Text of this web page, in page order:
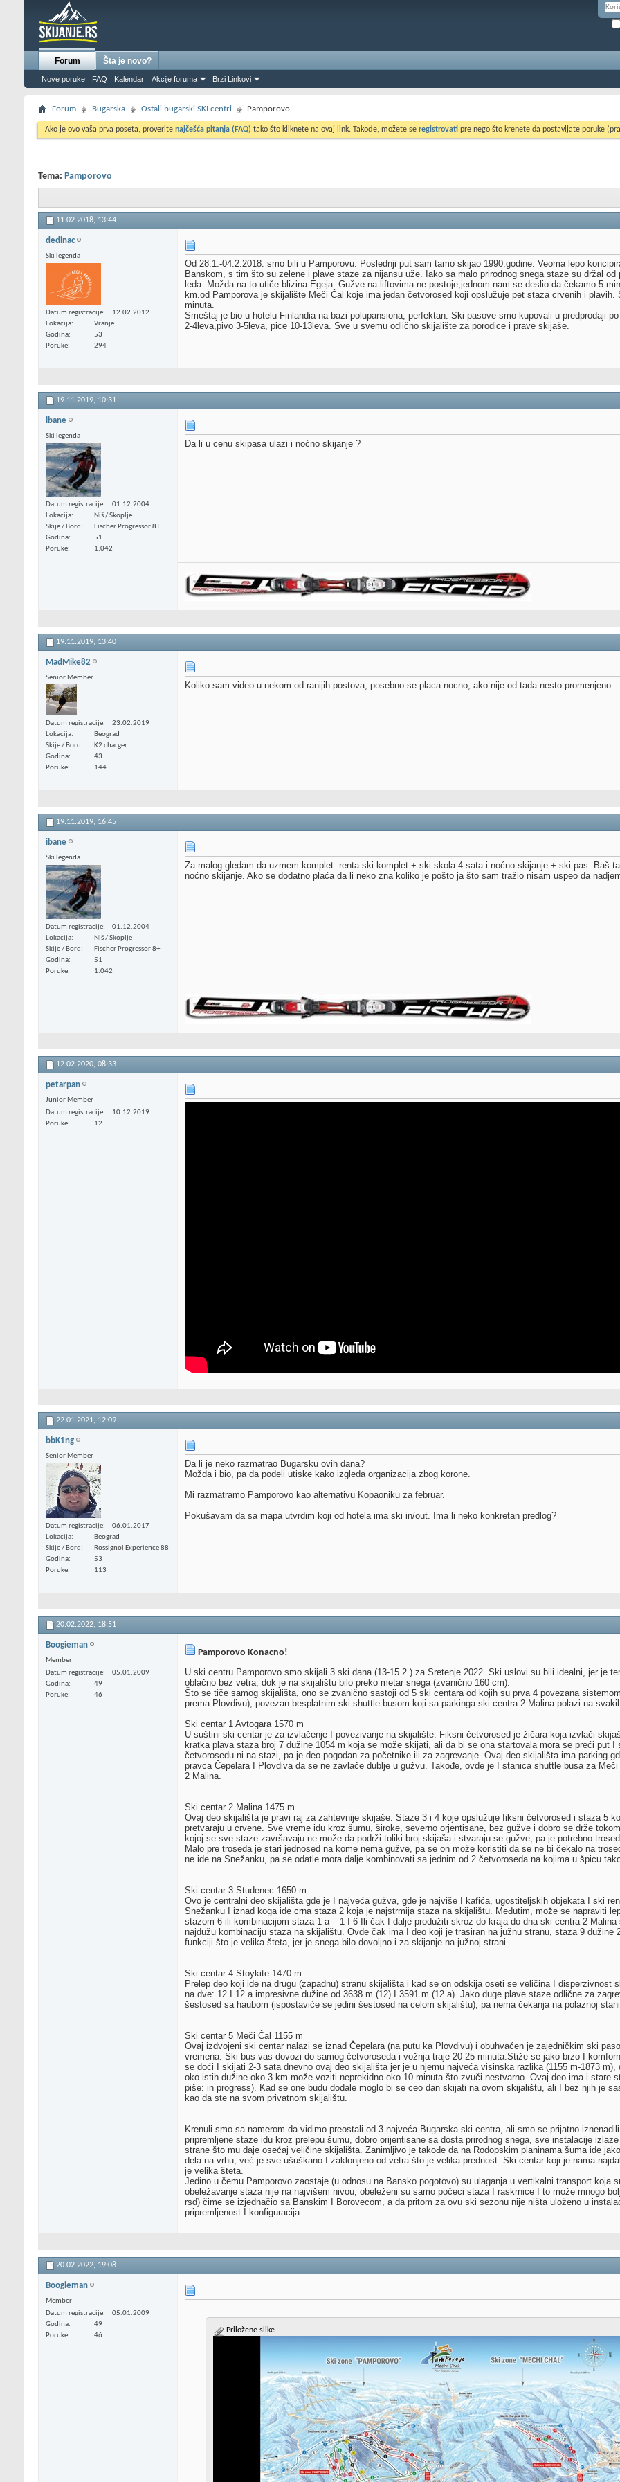
Forum
Nove poruke FAQ Kalendar Akcije foruma Brzi Linkovi
Šta je novo?
Forum Bugarska Ostali bugarski SKI centri Pamporovo
Ako je ovo vaša prva poseta, proverite najčešća pitanja (FAQ) tako što kliknete na ovaj link. Takođe, možete se registrovati pre nego što krenete da postavljate poruke
Tema: Pamporovo
11.02.2018, 13:44
dedinac
Ski legenda
Datum registracije
12.02.2012
Lokacija
Vranje
Godina
53
Poruke
294
Od 28.1.-04.2.2018. smo bili u Pamporovu. Poslednji put sam tamo skijao 1990.godine. Veoma lepo
Banskom, s tim što su zelene i plave staze za nijansu uže. Iako sa malo prirodnog snega staze su držal
leda. Možda na to utiče blizina Egeja. Gužve na liftovima ne postoje,jednom nam se deslio da čekamo 5
km.od Pamporova je skijalište Meči Čal koje ima jedan četvorosed koji opslužuje pet staza crvenih i
minuta.
Smeštaj je bio u hotelu Finlandia na bazi polupansiona, perfektan. Ski pasove smo kupovali u predprodaji
2-4leva,pivo 3-5leva, pice 10-13leva. Sve u svemu odlično skijalište za porodice i prave skijaše.
19.11.2019, 10:31
ibane
Ski legenda
Datum registracije
01.12.2004
Lokacija
Niš / Skoplje
Skije / Bord
Fischer Progressor 8+
Godina
51
Poruke
1.042
Da li u cenu skipasa ulazi i noćno skijanje ?
19.11.2019, 13:40
MadMike82
Senior Member
Datum registracije
23.02.2019
Lokacija
Beograd
Skije / Bord
K2 charger
Godina
43
Poruke
144
Koliko sam video u nekom od ranijih postova, posebno se placa nocno, ako nije od tada nesto promenjeno.
19.11.2019, 16:45
ibane
Ski legenda
Datum registracije
01.12.2004
Lokacija
Niš / Skoplje
Skije / Bord
Fischer Progressor 8+
Godina
51
Poruke
1.042
Za malog gledam da uzmem komplet: renta ski komplet + ski skola 4 sata i noćno skijanje + ski pas. Baš
noćno skijanje. Ako se dodatno plaća da li neko zna koliko je pošto ja što sam tražio nisam uspeo da
12.02.2020, 08:33
petarpan
Junior Member
Datum registracije
10.12.2019
Poruke
12
22.01.2021, 12:09
bbK1ng
Senior Member
Datum registracije
06.01.2017
Lokacija
Beograd
Skije / Bord
Rossignol Experience 88
Godina
53
Poruke
113
Da li je neko razmatrao Bugarsku ovih dana?
Možda i bio, pa da podeli utiske kako izgleda organizacija zbog korone.
Mi razmatramo Pamporovo kao alternativu Kopaoniku za februar.
Pokušavam da sa mapa utvrdim koji od hotela ima ski in/out. Ima li neko konkretan predlog?
20.02.2022, 18:51
Boogieman
Member
Datum registracije
05.01.2009
Godina
49
Poruke
46
Pamporovo Konacno!
U ski centru Pamporovo smo skijali 3 ski dana (13-15.2.) za Sretenje 2022. Ski uslovi su bili idealni, jer je
oblačno bez vetra, dok je na skijalištu bilo preko metar snega (zvanično 160 cm).
Što se tiče samog skijališta, ono se zvanično sastoji od 5 ski centara od kojih su prva 4 povezana
prema Plovdivu), povezan besplatnim ski shuttle busom koji sa parkinga ski centra 2 Malina polazi na
Ski centar 1 Avtogara 1570 m
U suštini ski centar je za izvlačenje I povezivanje na skijalište. Fiksni četvorosed je žičara koja izvlači
kratka plava staza broj 7 dužine 1054 m koja se može skijati, ali da bi se ona startovala mora se preći put
četvorosedu ni na stazi, pa je deo pogodan za početnike ili za zagrevanje. Ovaj deo skijališta ima parking
pravca Čepelara I Plovdiva da se ne zavlače dublje u gužvu. Takođe, ovde je I stanica shuttle busa za
2 Malina.
Ski centar 2 Malina 1475 m
Ovaj deo skijališta je pravi raj za zahtevnije skijaše. Staze 3 i 4 koje opslužuje fiksni četvorosed i staza 5
pretvaraju u crvene. Sve vreme idu kroz šumu, široke, severno orjentisane, bez gužve i dobro se drže
kojoj se sve staze završavaju ne može da podrži toliki broj skijaša i stvaraju se gužve, pa je potrebno
Malo pre troseda je stari jednosed na kome nema gužve, pa se on može koristiti da se ne bi čekalo na
ne ide na Snežanku, pa se odatle mora dalje kombinovati sa jednim od 2 četvoroseda na kojima u špicu
Ski centar 3 Studenec 1650 m
Ovo je centralni deo skijališta gde je I najveća gužva, gde je najviše I kafića, ugostiteljskih objekata I ski
Snežanku I iznad koga ide crna staza 2 koja je najstrmija staza na skijalištu. Međutim, može se napraviti
stazom 6 ili kombinacijom staza 1 a – 1 I 6 Ili čak I dalje produžiti skroz do kraja do dna ski centra 2
najdužu kombinaciju staza na skijalištu. Ovde čak ima I deo koji je trasiran na južnu stranu, staza 9
funkciji što je velika šteta, jer je snega bilo dovoljno i za skijanje na južnoj strani
Ski centar 4 Stoykite 1470 m
Prelep deo koji ide na drugu (zapadnu) stranu skijališta i kad se on odskija oseti se veličina I
na dve: 12 I 12 a impresivne dužine od 3638 m (12) I 3591 m (12 a). Jako duge plave staze odlične za
šestosed sa haubom (ispostaviće se jedini šestosed na celom skijalištu), pa nema čekanja na polaznoj
Ski centar 5 Meči Čal 1155 m
Ovaj izdvojeni ski centar nalazi se iznad Čepelara (na putu ka Plovdivu) i obuhvaćen je zajedničkim ski
vremena. Ski bus vas dovozi do samog četvoroseda i vožnja traje 20-25 minuta.Stiže se jako brzo I
se doći I skijati 2-3 sata dnevno ovaj deo skijališta jer je u njemu najveća visinska razlika (1155 m-1873
oko istih dužine oko 3 km može voziti neprekidno oko 10 minuta što zvuči nestvarno. Ovaj deo ima i stare
piše: in progress). Kad se one budu dodale moglo bi se ceo dan skijati na ovom skijalištu, ali I bez njih je
kao da ste na svom privatnom skijalištu.
Krenuli smo sa namerom da vidimo preostali od 3 najveća Bugarska ski centra, ali smo se prijatno
pripremljene staze idu kroz prelepu šumu, dobro orijentisane sa dosta prirodnog snega, sve instalacije
strane što mu daje osećaj veličine skijališta. Zanimljivo je takođe da na Rodopskim planinama šuma ide
dela na vrhu, već je sve ušuškano I zaklonjeno od vetra što je velika prednost. Ski centar koji je nama
je velika šteta.
Jedino u čemu Pamporovo zaostaje (u odnosu na Bansko pogotovo) su ulaganja u vertikalni transport koja
obeležavanje staza nije na najvišem nivou, obeleženi su samo počeci staza I raskrnice I to može mnogo
rsd) čime se izjednačio sa Banskim I Borovecom, a da pritom za ovu ski sezonu nije ništa uloženo u
pripremljenost I konfiguracija
20.02.2022, 19:08
Boogieman
Member
Datum registracije
05.01.2009
Godina
49
Poruke
46
Priložene slike